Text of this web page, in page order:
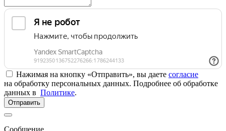
Нажимая на кнопку «Отправить», вы даете согласие
на обработку персональных данных. Подробнее об обработке
данных в Политике.
Отправить
Сообщение